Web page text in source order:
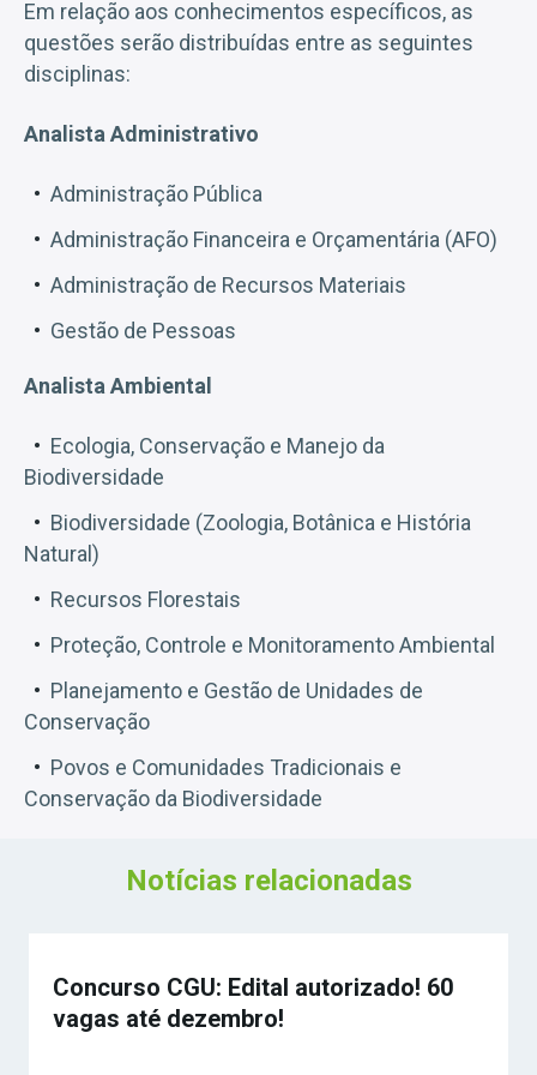
Em relação aos conhecimentos específicos, as
questões serão distribuídas entre as seguintes
disciplinas:
Analista Administrativo
Administração Pública
Administração Financeira e Orçamentária (AFO)
Administração de Recursos Materiais
Gestão de Pessoas
Analista Ambiental
Ecologia, Conservação e Manejo da
Biodiversidade
Biodiversidade (Zoologia, Botânica e História
Natural)
Recursos Florestais
Proteção, Controle e Monitoramento Ambiental
Planejamento e Gestão de Unidades de
Conservação
Povos e Comunidades Tradicionais e
Conservação da Biodiversidade
Notícias relacionadas
Concurso CGU: Edital autorizado! 60
vagas até dezembro!